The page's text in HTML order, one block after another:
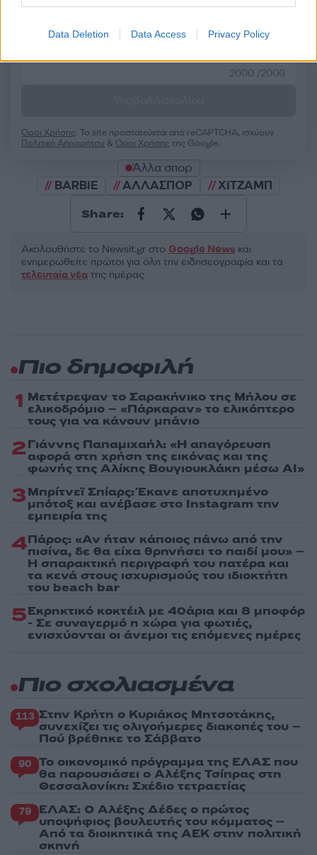
Data Deletion Data Access Privacy Policy
2000 /2000
Όροι Χρήσης. Το site προστατεύεται από reCAPTCHA, ισχύουν
Πολιτική Απορρήτου &Όροι Χρήσης της Google.
Άλλα σπορ
BARBIE
ΑΛΛΑΣΠΟΡ ΧΙΤΖΑΜΠ
Share:
Ακολουθήστε το Νewsit.gr στο Google News και
ενημερωθείτε πρώτοι για όλη την ειδησεογραφία και τα
τελευταία νέα της ημέρας
Πιο δημοφιλή
1 Μετέτρεψαν το Σαρακήνικο της Μήλου σε
ελικοδρόμιο – «Πάρκαραν» το ελικόπτερο
τους για να κάνουν μπάνιο
2Γιάννης Παπαμιχαήλ: «Η απαγόρευση
αφορά στη χρήση της εικόνας και της
φωνής της Αλίκης Βουγιουκλάκη μέσω AI»
3Μπρίτνεϊ Σπίαρς: Έκανε αποτυχημένο
μπότοξ και ανέβασε στο Instagram την
εμπειρία της
4Πάρος: «Αν ήταν κάποιος πάνω από την
πισίνα, δε θα είχα θρηνήσει το παιδί μου» –
Η σπαρακτική περιγραφή του πατέρα και
τα κενά στους ισχυρισμούς του ιδιοκτήτη
του beach bar
5Εκρηκτικό κοκτέιλ με 40άρια και 8 μποφόρ
- Σε συναγερμό η χώρα για φωτιές,
ενισχύονται οι άνεμοι τις επόμενες ημέρες
Πιο σχολιασμένα
113 Στην Κρήτη ο Κυριάκος Μητσοτάκης,
συνεχίζει τις ολιγοήμερες διακοπές του –
Πού βρέθηκε το Σάββατο
90 Το οικονομικό πρόγραμμα της ΕΛΑΣ που
θα παρουσιάσει ο Αλέξης Τσίπρας στη
Θεσσαλονίκη: Σχέδιο τετραετίας
79 ΕΛΑΣ: Ο Αλέξης Δέδες ο πρώτος
υποψήφιος βουλευτής του κόμματος –
Από τα διοικητικά της ΑΕΚ στην πολιτική
σκηνή